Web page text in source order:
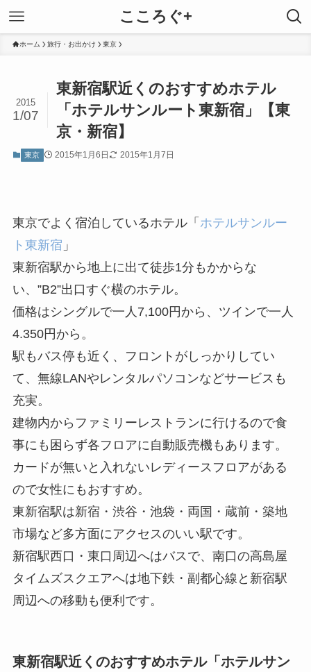
こころぐ+
ホーム 旅行・お出かけ 東京
東新宿駅近くのおすすめホテル
「ホテルサンルート東新宿」【東
京・新宿】
2015
1/07
東京 2015年1月6日 2015年1月7日
東京でよく宿泊しているホテル「 ホテルサンルー
ト東新宿 」
東新宿駅から地上に出て徒歩1分もかからな
い、”B2”出口すぐ横のホテル。
価格はシングルで一人7,100円から、ツインで一人
4.350円から。
駅もバス停も近く、フロントがしっかりしてい
て、無線LANやレンタルパソコンなどサービスも
充実。
建物内からファミリーレストランに行けるので食
事にも困らず各フロアに自動販売機もあります。
カードが無いと入れないレディースフロアがある
ので女性にもおすすめ。
東新宿駅は新宿・渋谷・池袋・両国・蔵前・築地
市場など多方面にアクセスのいい駅です。
新宿駅西口・東口周辺へはバスで、南口の高島屋
タイムズスクエアへは地下鉄・副都心線と新宿駅
周辺への移動も便利です。
東新宿駅近くのおすすめホテル「ホテルサン